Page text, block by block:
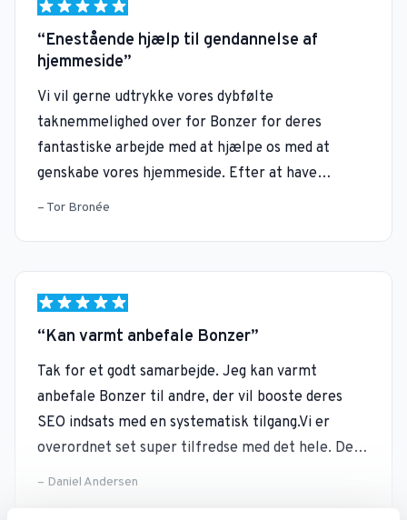
Enestående hjælp til gendannelse af
hjemmeside
Vi vil gerne udtrykke vores dybfølte
taknemmelighed over for Bonzer for deres
fantastiske arbejde med at hjælpe os med at
genskabe vores hjemmeside. Efter at have
oplevet tekniske problemer med vores
hjemmeside var Bonzer vores redningsmænd.Vi
udarbejdede en plan og løste hurtigt og effektivt
vores udfordringer og fik vores hjemmeside
enestående kundeservice. De forblev
tilgængelige, besvarede vores spørgsmål og gav os
regelmæssige opdateringer under hele processen.
Vi følte os trygge og godt taget hånd om.
Kan varmt anbefale Bonzer
anbefale Bonzer til andre, der vil booste deres
SEO indsats med en systematisk tilgang.Vi er
overordnet set super tilfredse med det hele. Det
har været meget professionelt fra start til slut –
særlig ros til Claus og Frederik, som har været